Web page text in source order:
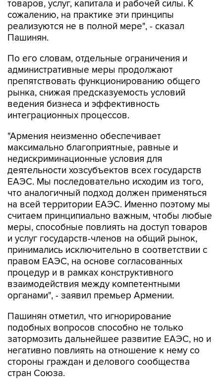
товаров, услуг, капитала и рабочей силы. К
сожалению, на практике эти принципы
реализуются не в полной мере", - сказал
Пашинян.
По его словам, отдельные ограничения и
административные меры продолжают
препятствовать функционированию общего
рынка, снижая предсказуемость условий
ведения бизнеса и эффективность
интеграционных процессов.
"Армения неизменно обеспечивает
максимально благоприятные, равные и
недискриминационные условия для
деятельности хозсубъектов всех государств
ЕАЭС. Мы последовательно исходим из того,
что аналогичный подход должен применяться
на всей территории ЕАЭС. Именно поэтому мы
считаем принципиально важным, чтобы любые
меры, способные повлиять на доступ товаров
и услуг государств-членов на общий рынок,
принимались исключительно в соответствии с
правом ЕАЭС, на основе согласованных
процедур и в рамках конструктивного
взаимодействия между компетентными
органами", - заявил премьер Армении.
Пашинян отметил, что игнорирование
подобных вопросов способно не только
затормозить дальнейшее развитие ЕАЭС, но и
негативно повлиять на отношение к нему со
стороны граждан и делового сообщества
стран Союза.